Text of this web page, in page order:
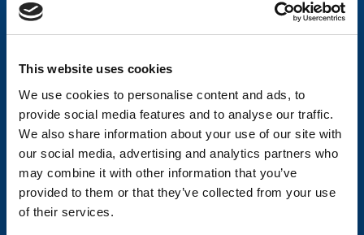
This website uses cookies
We use cookies to personalise content and ads, to
provide social media features and to analyse our traffic.
We also share information about your use of our site with
our social media, advertising and analytics partners who
may combine it with other information that you’ve
provided to them or that they’ve collected from your use
of their services.
Släpvagnsservice
Butikskoncept
Kontakt
Kontakt
Köp- och returvillkor